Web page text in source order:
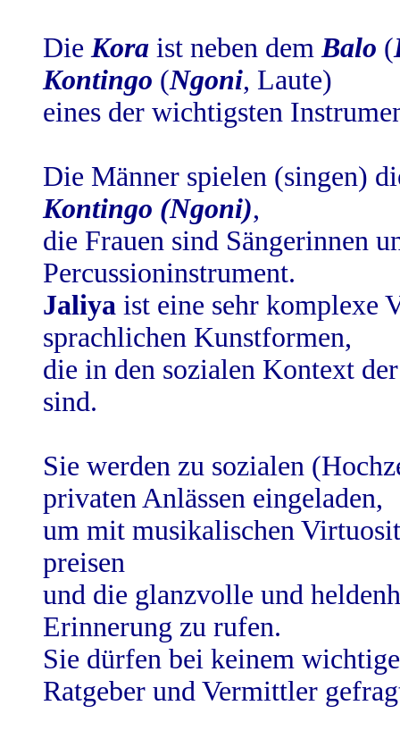
DieKora ist neben demBalo (
Kontingo (Ngoni, Laute)
eines der wichtigsten
Die Männer spielen (singen)
Kontingo (Ngoni),
die Frauen sind Sängerinnen
Percussioninstrument.
Jaliya ist eine sehr komplexe
sprachlichen Kunstformen,
die in den sozialen Kontext
sind.
Sie werden zu sozialen
privaten Anlässen eingeladen,
um mit musikalischen
preisen
und die glanzvolle und
Erinnerung zu rufen.
Sie dürfen bei keinem
Ratgeber und Vermittler